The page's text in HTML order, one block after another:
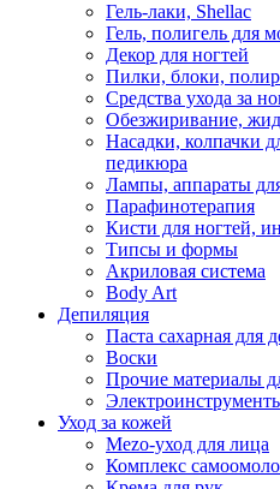
Гель-лаки, Shellac
Гель, полигель для
Декор для ногтей
Пилки, блоки,
Средства ухода за
Обезжиривание,
Насадки, колпачки
педикюра
Лампы, аппараты
Парафинотерапия
Кисти для ногтей,
Типсы и формы
Акриловая система
Body Art
Депиляция
Паста сахарная для
Воски
Прочие материалы
Уход за кожей
Mezo-уход для лица
Комплекс